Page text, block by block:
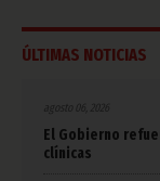
ÚLTIMAS NOTICIAS
agosto 06, 2026
El Gobierno
clínicas